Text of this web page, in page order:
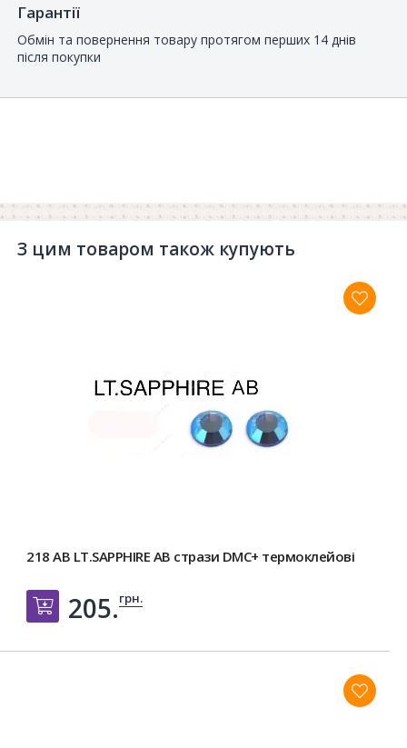
Гарантії
Обмін та повернення товару протягом перших 14 днів
після покупки
З цим товаром також купують
218 AB LT.SAPPHIRE AB стрази DMC+ термоклейові
Добавить в корзину
205.грн.